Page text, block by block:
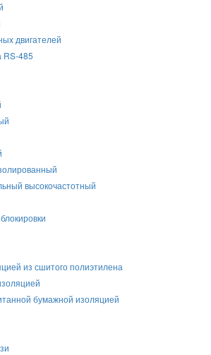
двигателей
RS-485
высокочастотный
из сшитого полиэтилена
бумажной изоляцией